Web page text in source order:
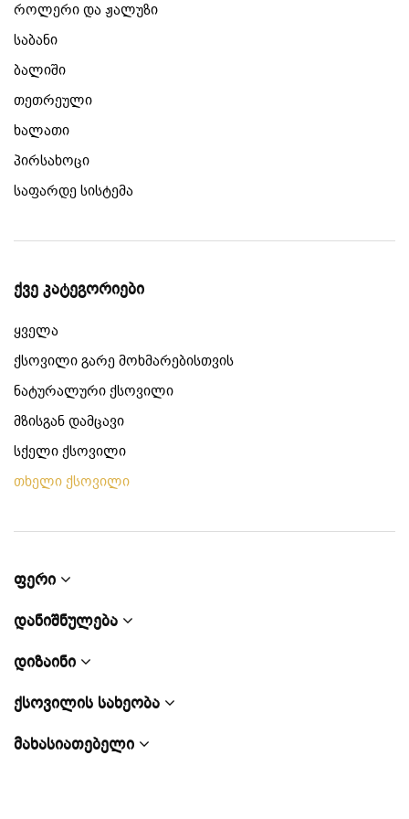
როლერი და ჟალუზი
საბანი
ბალიში
თეთრეული
ხალათი
პირსახოცი
საფარდე სისტემა
ქვე კატეგორიები
ყველა
ქსოვილი გარე მოხმარებისთვის
ნატურალური ქსოვილი
მზისგან დამცავი
სქელი ქსოვილი
თხელი ქსოვილი
ფერი
დანიშნულება
დიზაინი
ქსოვილის სახეობა
მახასიათებელი